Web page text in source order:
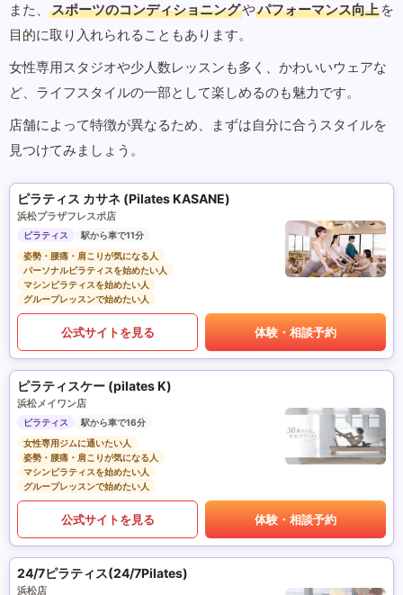
また、
スポーツのコンディショニングやパフォーマンス向上 を
目的に取り入れられることもあります。
女性専用スタジオや少人数レッスンも多く、かわいいウェアな
ど、ライフスタイルの一部として楽しめるのも魅力です。
店舗によって特徴が異なるため、まずは自分に合うスタイルを
見つけてみましょう。
ピラティス カサネ (Pilates KASANE)
浜松プラザフレスポ店
ピラティス
駅から車で11分
姿勢・腰痛・肩こりが気になる人
パーソナルピラティスを始めたい人
マシンピラティスを始めたい人
グループレッスンで始めたい人
公式サイトを見る 体験・相談予約
ピラティスケー (pilates K)
浜松メイワン店
ピラティス
駅から車で16分
女性専用ジムに通いたい人
姿勢・腰痛・肩こりが気になる人
マシンピラティスを始めたい人
グループレッスンで始めたい人
公式サイトを見る 体験・相談予約
24/7ピラティス(24/7Pilates)
浜松店